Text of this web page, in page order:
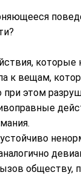
которые
к вещам,
при этом
обществу,